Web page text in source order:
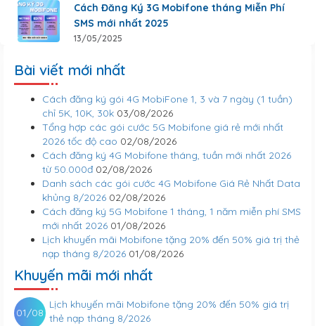
Cách Đăng Ký 3G Mobifone tháng Miễn Phí
SMS mới nhất 2025
13/05/2025
Bài viết mới nhất
Cách đăng ký gói 4G MobiFone 1, 3 và 7 ngày (1 tuần)
chỉ 5K, 10K, 30k 03/08/2026
Tổng hợp các gói cước 5G Mobifone giá rẻ mới nhất
2026 tốc độ cao 02/08/2026
Cách đăng ký 4G Mobifone tháng, tuần mới nhất 2026
từ 50.000đ 02/08/2026
Danh sách các gói cước 4G Mobifone Giá Rẻ Nhất Data
khủng 8/2026 02/08/2026
Cách đăng ký 5G Mobifone 1 tháng, 1 năm miễn phí SMS
mới nhất 2026 01/08/2026
Lịch khuyến mãi Mobifone tặng 20% đến 50% giá trị thẻ
nạp tháng 8/2026 01/08/2026
Khuyến mãi mới nhất
Lịch khuyến mãi Mobifone tặng 20% đến 50% giá trị
thẻ nạp tháng 8/2026
01/08